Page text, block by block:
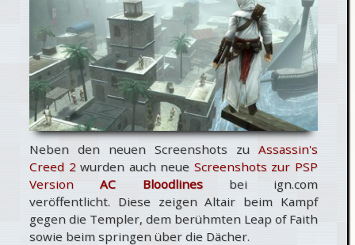
Discovery
Neben den neuen Screenshots zu Assassin's
Creed 2wurden auch neue Screenshots zur PSP
VersionAC Bloodlinesbei ign.com
veröffentlicht. Diese zeigen Altair beim Kampf
gegen die Templer, dem berühmten Leap of Faith
sowie beim springen über die Dächer.